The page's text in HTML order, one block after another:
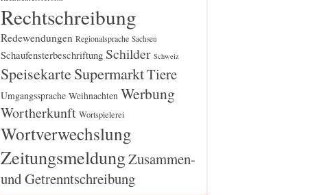
Rechtschreibung
Redewendungen Regionalsprache Sachsen
Schaufensterbeschriftung Schilder Schweiz
Speisekarte SupermarktTiere
Umgangssprache Weihnachten Werbung
Wortherkunft Wortspielerei
Wortverwechslung
ZeitungsmeldungZusammen-
und Getrenntschreibung